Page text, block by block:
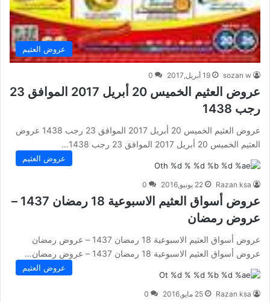
عروض العثيم
sozan w 19 أبريل,2017 0
عروض العثيم الخميس 20 أبريل 2017 الموافق 23
رجب 1438
عروض العثيم الخميس 20 أبريل 2017 الموافق 23 رجب 1438 عروض
العثيم الخميس 20 أبريل 2017 الموافق 23 رجب 1438…
عروض العثيم
Razan ksa 22 يونيو,2016 0
عروض أسواق العثيم الاسبوعية 18 رمضان 1437 –
عروض رمضان
عروض أسواق العثيم الاسبوعية 18 رمضان 1437 – عروض رمضان
عروض أسواق العثيم الاسبوعية 18 رمضان 1437 – عروض رمضان…
عروض العثيم
Razan ksa 25 مايو,2016 0